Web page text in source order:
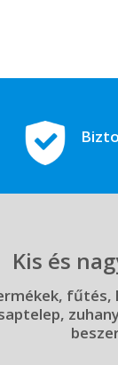
Kis és